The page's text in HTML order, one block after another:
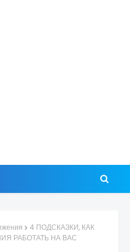
4 ПОДСКАЗКИ, КАК
РАБОТАТЬ НА ВАС